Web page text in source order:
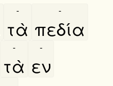
τὰ
-
πεδία
-
τὰ
-
εν
-